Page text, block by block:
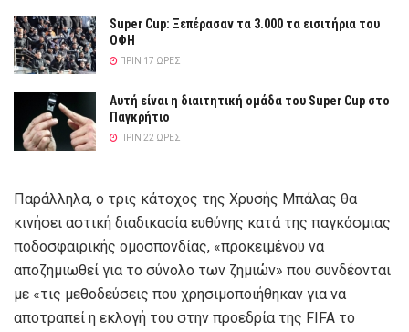
Super Cup: Ξεπέρασαν τα 3.000 τα εισιτήρια του
ΟΦΗ
ΠΡΙΝ 17 ΏΡΕΣ
Αυτή είναι η διαιτητική ομάδα του Super Cup στο
Παγκρήτιο
ΠΡΙΝ 22 ΏΡΕΣ
Παράλληλα, ο τρις κάτοχος της Χρυσής Μπάλας θα
κινήσει αστική διαδικασία ευθύνης κατά της παγκόσμιας
ποδοσφαιρικής ομοσπονδίας, «προκειμένου να
αποζημιωθεί για το σύνολο των ζημιών» που συνδέονται
με «τις μεθοδεύσεις που χρησιμοποιήθηκαν για να
αποτραπεί η εκλογή του στην προεδρία της FIFA το